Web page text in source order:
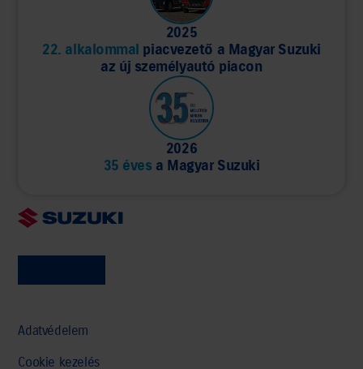
2025
22. alkalommal piacvezető a Magyar Suzuki
az új személyautó piacon
2026
35 éves a Magyar Suzuki
Adatvédelem
Cookie kezelés